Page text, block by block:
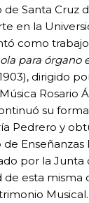
de Santa Cruz
en la
como
para órgano
dirigido
Rosario
su
Pedrero y
de Enseñanzas
por la Junta
de esta misma